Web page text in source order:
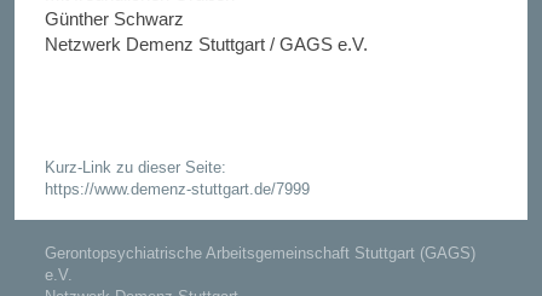
Günther Schwarz
Netzwerk Demenz Stuttgart / GAGS e.V.
Kurz-Link zu dieser Seite:
https://www.demenz-stuttgart.de/7999
Gerontopsychiatrische Arbeitsgemeinschaft Stuttgart (GAGS)
e.V.